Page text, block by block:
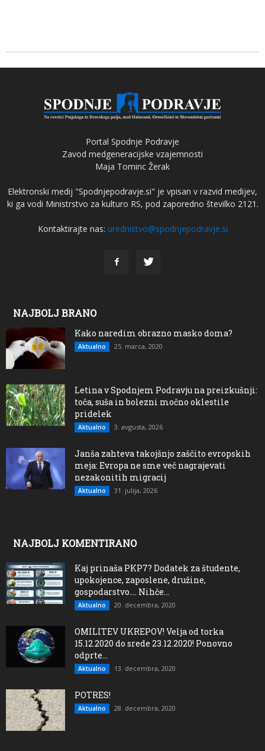
Portal Spodnje Podravje
Zavod medgeneracijske vzajemnosti
Maja Tominc Žerak
Elektronski medij "Spodnjepodravje.si" je vpisan v razvid medijev,
ki ga vodi Ministrstvo za kulturo RS, pod zaporedno številko 2121.
Kontaktirajte nas: urednistvo@spodnjepodravje.si
NAJBOLJ BRANO
Kako naredim obrazno masko doma?
Aktualno 25. marca, 2020
Letina v Spodnjem Podravju na preizkušnji:
toča, suša in bolezni močno oklestile
pridelek
Aktualno 3. avgusta, 2026
Janša zahteva takojšnjo zaščito evropskih
meja: Evropa ne sme več nagrajevati
nezakonitih migracij
Aktualno 31. julija, 2026
NAJBOLJ KOMENTIRANO
Kaj prinaša PKP7? Dodatek za študente,
upokojence, zaposlene, družine,
gospodarstvo…. Nihče...
Aktualno 20. decembra, 2020
OMILITEV UKREPOV! Velja od torka
15.12.2020 do srede 23.12.2020! Ponovno
odprte...
Aktualno 13. decembra, 2020
POTRES!
Aktualno 28. decembra, 2020